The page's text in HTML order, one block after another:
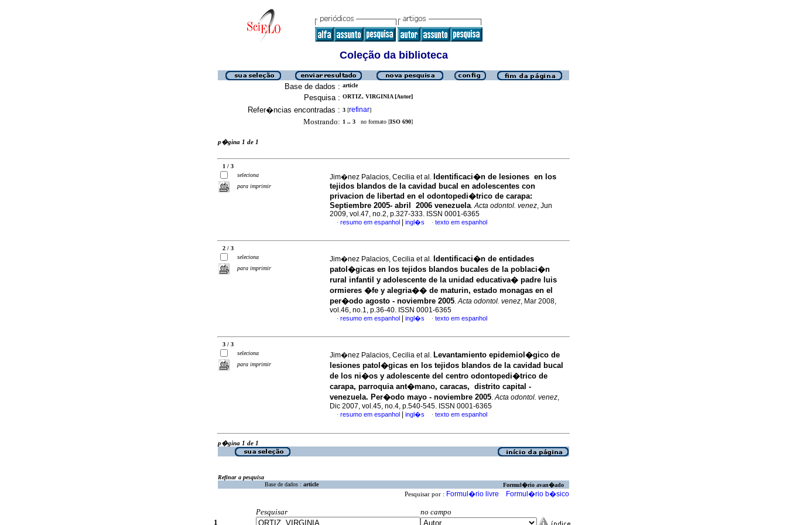
Coleção da biblioteca
Base de dados : article
Pesquisa : ORTIZ, VIRGINIA [Autor]
Refer�ncias encontradas : 3 [refinar]
Mostrando: 1 .. 3 no formato [ISO 690]
p�gina 1 de 1
1 / 3
seleciona
para imprimir
Jim�nez Palacios, Cecilia et al. Identificaci�n de lesiones en los
tejidos blandos de la cavidad bucal en adolescentes con
privacion de libertad en el odontopedi�trico de carapa:
Septiembre 2005- abril 2006 venezuela.Acta odontol. venez, Jun
2009, vol.47, no.2, p.327-333. ISSN 0001-6365
· resumo em espanhol ingl�s · texto em espanhol
2 / 3
seleciona
para imprimir
Jim�nez Palacios, Cecilia et al. dentificaci�n de entidades
patol�gicas en los tejidos blandos bucales de la poblaci�n
rural infantil y adolescente de la unidad educativa� padre luis
ormieres �fe y alegria�� de maturin, estado monagas en el
per�odo agosto - noviembre 2005.Acta odontol. venez, Mar 2008,
vol.46, no.1, p.36-40. ISSN 0001-6365
· resumo em espanhol ingl�s · texto em espanhol
3 / 3
seleciona
para imprimir
Jim�nez Palacios, Cecilia et al. Levantamiento epidemiol�gico de
lesiones patol�gicas en los tejidos blandos de la cavidad bucal
de los ni�os y adolescente del centro odontopedi�trico de
carapa, parroquia ant�mano, caracas, distrito capital -
venezuela. Per�odo mayo - noviembre 2005.Acta odontol. venez,
Dic 2007, vol.45, no.4, p.540-545. ISSN 0001-6365
· resumo em espanhol ingl�s · texto em espanhol
p�gina 1 de 1
Refinar a pesquisa
Base de dados : article Formul�rio avan�ado
Pesquisar por : Formul�rio livre Formul�rio b�sico
Pesquisar
no campo
1